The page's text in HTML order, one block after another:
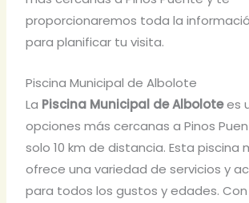
proporcionaremos toda la
para planificar tu visita.
Piscina Municipal de Albolote
La Piscina Municipal de Albolotees
opciones más cercanas a Pinos
solo 10 km de distancia. Esta piscina
ofrece una variedad de servicios y
para todos los gustos y edades.